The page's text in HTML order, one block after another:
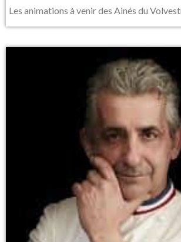
Les animations à venir des Ainés du